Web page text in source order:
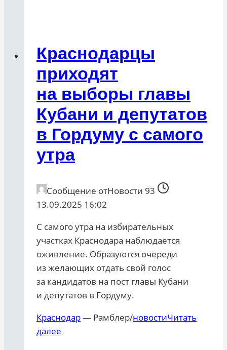
Краснодарцы
приходят
на выборы главы
Кубани и депутатов
в Гордуму с самого
утра
Сообщение отНовости 93
13.09.2025 16:02
С самого утра на избирательных
участках Краснодара наблюдается
оживление. Образуются очереди
из желающих отдать свой голос
за кандидатов на пост главы Кубани
и депутатов в Гордуму.
Краснодар— Рамблер/новостиЧитать
далее